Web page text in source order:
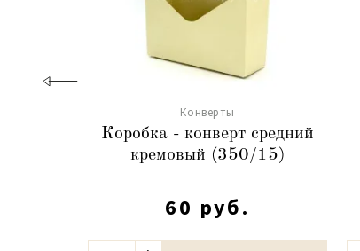
Конверты
Коробка - конверт средний
кремовый (350/15)
60 руб.